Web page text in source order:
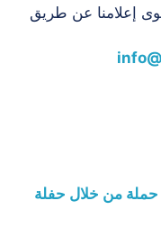
إعلامنا عن طريق
حملة من خلال حفلة